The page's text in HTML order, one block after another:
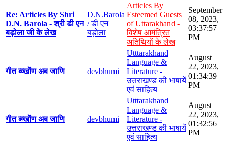
Re: Articles By Shri
D.N. Barola - श्री डी एन
बड़ोला जी के लेख
D.N.Barola
/ डी एन
बड़ोला
Articles By
Esteemed Guests
of Uttarakhand -
विशेष आमंत्रित
अतिथियों के लेख
September
08, 2023,
03:37:57
PM
गीत ब्य्खोंण अब जाणि devbhumi
Utttarakhand
Language &
Literature -
उत्तराखण्ड की भाषायें
एवं साहित्य
August
22, 2023,
01:34:39
PM
गीत ब्य्खोंण अब जाणि devbhumi
Utttarakhand
Language &
Literature -
उत्तराखण्ड की भाषायें
एवं साहित्य
August
22, 2023,
01:32:56
PM